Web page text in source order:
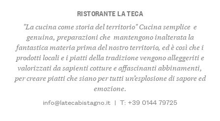
RISTORANTE LA TECA
"La cucina come storia del territorio" Cucina semplice e
genuina, preparazioni che mantengono inalterata la
fantastica materia prima del nostro territorio, ed è così che i
prodotti locali e i piatti della tradizione vengono alleggeriti e
valorizzati da sapienti cotture e affascinanti abbinamenti,
per creare piatti che siano per tutti un’esplosione di sapore ed
emozione.
info@latecabistagno.it | T: +39 0144 79725